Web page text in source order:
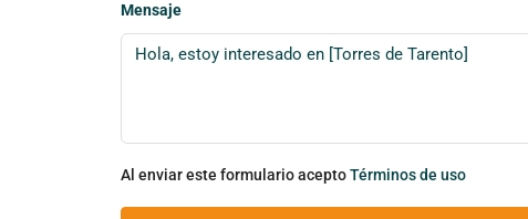
Mensaje
Al enviar este formulario aceptoTérminos de uso